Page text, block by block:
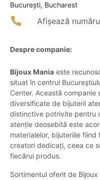
Bucureşti, Bucharest
Afișează
Despre companie:
Bijoux Mania este
situat în centrul
Center. Această companie
diversificate de bijuterii
distinctive potrivite pentru
atenție deosebită este
materialelor, bijuteriile
creatori dedicați, ceea ce
fiecărui produs.
Sortimentul oferit de